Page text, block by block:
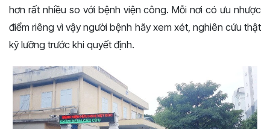
hơn rất nhiều so với bệnh viện công. Mỗi nơi có ưu nhược
điểm riêng vì vậy người bệnh hãy xem xét, nghiên cứu thật
kỹ lưỡng trước khi quyết định.